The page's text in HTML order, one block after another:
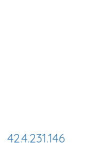
42.4.231.146